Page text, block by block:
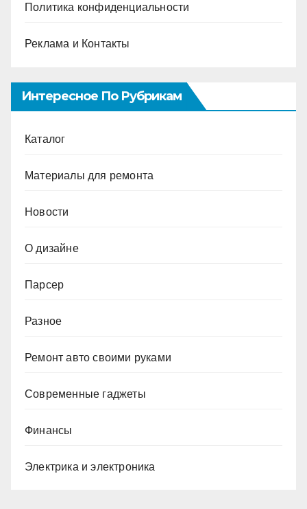
Политика конфиденциальности
Реклама и Контакты
Интересное По Рубрикам
Каталог
Материалы для ремонта
Новости
О дизайне
Парсер
Разное
Ремонт авто своими руками
Современные гаджеты
Финансы
Электрика и электроника